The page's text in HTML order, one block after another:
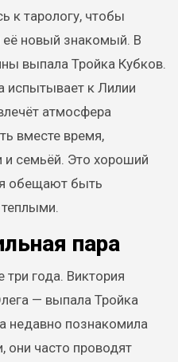
к тарологу, чтобы
её новый знакомый. В
выпала Тройка Кубков.
испытывает к Лилии
атмосфера
вместе время,
и семьёй. Это хороший
обещают быть
пара
три года. Виктория
— выпала Тройка
недавно познакомила
они часто проводят